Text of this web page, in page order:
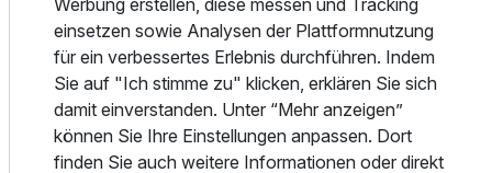
Im Winter lockt die kristallklare Luft. Die schneesichere
Region lässt ihr Herz beim Skifahren, Rodeln oder
Langlaufen höherschlagen! Ein echtes Wintermärchen für
tolle Urlaubsmomente.
einsetzen sowie Analysen der Plattformnutzung
für ein verbessertes Erlebnis durchführen. Indem
Sie auf "Ich stimme zu" klicken, erklären Sie sich
damit einverstanden. Unter “Mehr anzeigen”
können Sie Ihre Einstellungen anpassen. Dort
finden Sie auch weitere Informationen oder direkt